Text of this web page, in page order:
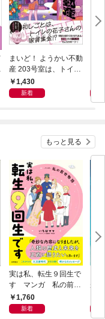
まいど！ ようかい不動
産 203号室は、トイレ
の花子さんの部屋？
1,430
新着
もっと見る
実は私、転生９回生で
す マンガ 私の前世
物語1,760
新着
が